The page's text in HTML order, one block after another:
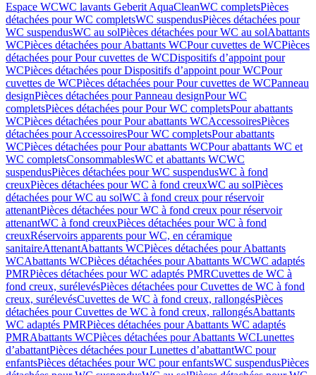
Espace WCWC lavants Geberit AquaCleanWC completsPièces
détachées pour WC completsWC suspendusPièces détachées pour
WC suspendusWC au solPièces détachées pour WC au solAbattants
WCPièces détachées pour Abattants WCPour cuvettes de WCPièces
détachées pour Pour cuvettes de WCDispositifs d’appoint pour
WCPièces détachées pour Dispositifs d’appoint pour WCPour
cuvettes de WCPièces détachées pour Pour cuvettes de WCPanneau
designPièces détachées pour Panneau designPour WC
completsPièces détachées pour Pour WC completsPour abattants
WCPièces détachées pour Pour abattants WCAccessoiresPièces
détachées pour AccessoiresPour WC completsPour abattants
WCPièces détachées pour Pour abattants WCPour abattants WC et
WC completsConsommablesWC et abattants WCWC
suspendusPièces détachées pour WC suspendusWC à fond
creuxPièces détachées pour WC à fond creuxWC au solPièces
détachées pour WC au solWC à fond creux pour réservoir
attenantPièces détachées pour WC à fond creux pour réservoir
attenantWC à fond creuxPièces détachées pour WC à fond
creuxRéservoirs apparents pour WC, en céramique
sanitaireAttenantAbattants WCPièces détachées pour Abattants
WCAbattants WCPièces détachées pour Abattants WCWC adaptés
PMRPièces détachées pour WC adaptés PMRCuvettes de WC à
fond creux, surélevésPièces détachées pour Cuvettes de WC à fond
creux, surélevésCuvettes de WC à fond creux, rallongésPièces
détachées pour Cuvettes de WC à fond creux, rallongésAbattants
WC adaptés PMRPièces détachées pour Abattants WC adaptés
PMRAbattants WCPièces détachées pour Abattants WCLunettes
d’abattantPièces détachées pour Lunettes d’abattantWC pour
enfantsPièces détachées pour WC pour enfantsWC suspendusPièces